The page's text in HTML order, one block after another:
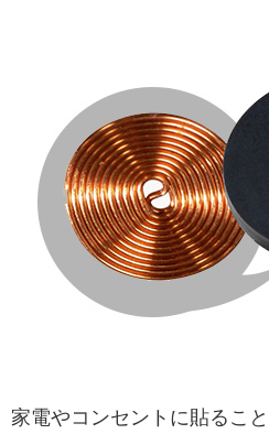
家電やコンセントに貼るこ